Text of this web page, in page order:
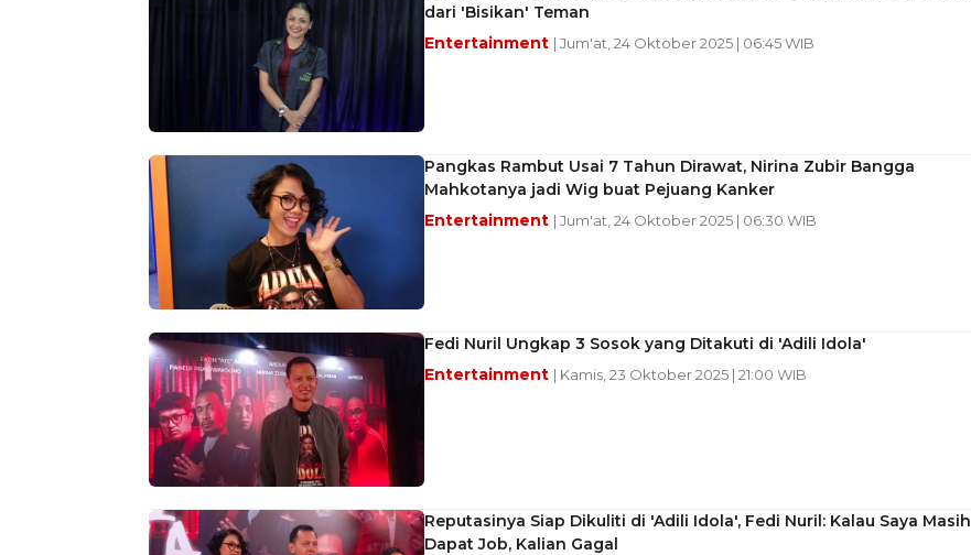
dari 'Bisikan' Teman
Entertainment | Jum'at, 24 Oktober 2025 | 06:45 WIB
Pangkas Rambut Usai 7 Tahun Dirawat, Nirina Zubir Bangga
Mahkotanya jadi Wig buat Pejuang Kanker
Entertainment | Jum'at, 24 Oktober 2025 | 06:30 WIB
Fedi Nuril Ungkap 3 Sosok yang Ditakuti di 'Adili Idola'
Entertainment | Kamis, 23 Oktober 2025 | 21:00 WIB
Reputasinya Siap Dikuliti di 'Adili Idola', Fedi Nuril: Kalau Saya Masih
Dapat Job, Kalian Gagal